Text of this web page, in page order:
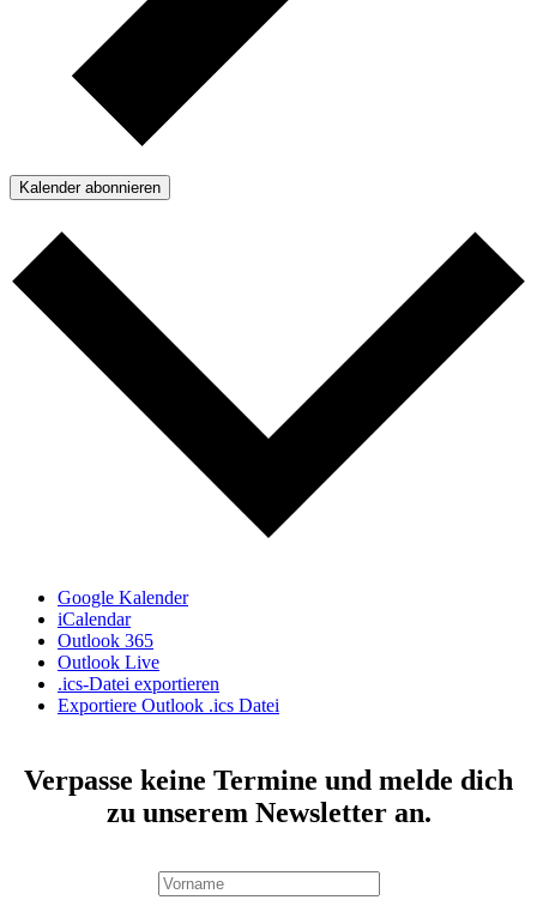
Kalender abonnieren
Google Kalender
iCalendar
Outlook 365
Outlook Live
.ics-Datei exportieren
Exportiere Outlook .ics Datei
Verpasse keine Termine und melde dich
zu unserem Newsletter an.